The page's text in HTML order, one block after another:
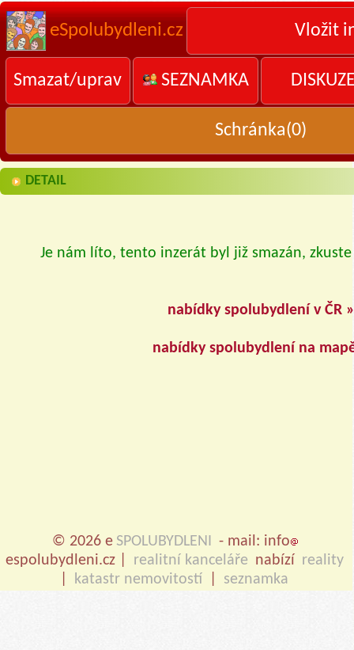
eSpolubydleni.cz Vložit
Smazat/uprav SEZNAMKA
Schránka(0)
DETAIL
Je nám líto, tento inzerát byl již smazán,
nabídky spolubydlení v ČR »
nabídky spolubydlení na
© 2026 e SPOLUBYDLENI - mail: info
espolubydleni.cz |
realitní kanceláře nabízí reality
katastr nemovitostí seznamka